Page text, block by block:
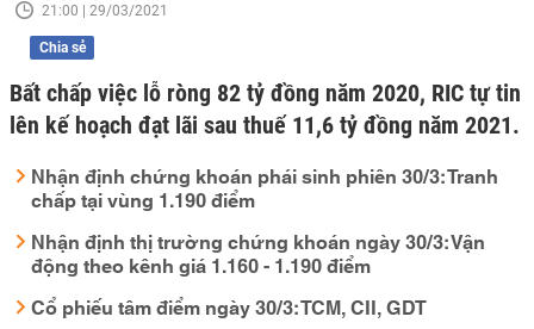
21:00 | 29/03/2021
Chia sẻ
Bất chấp việc lỗ ròng 82 tỷ đồng năm 2020, RIC tự tin
lên kế hoạch đạt lãi sau thuế 11,6 tỷ đồng năm 2021.
Nhận định chứng khoán phái sinh phiên 30/3: Tranh
chấp tại vùng 1.190 điểm
Nhận định thị trường chứng khoán ngày 30/3: Vận
động theo kênh giá 1.160 - 1.190 điểm
Cổ phiếu tâm điểm ngày 30/3: TCM, CII, GDT